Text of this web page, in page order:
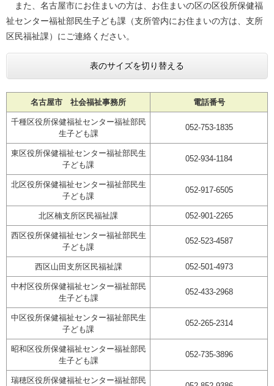
また、名古屋市にお住まいの方は、お住まいの区の区役所保健福
祉センター福祉部民生子ども課（支所管内にお住まいの方は、支所
区民福祉課）にご連絡ください。
表のサイズを切り替える
名古屋市 社会福祉事務所 電話番号
千種区役所保健福祉センター福祉部民
生子ども課
052-753-1835
東区役所保健福祉センター福祉部民生
子ども課
052-934-1184
北区役所保健福祉センター福祉部民生
子ども課
052-917-6505
北区楠支所区民福祉課 052-901-2265
西区役所保健福祉センター福祉部民生
子ども課
052-523-4587
西区山田支所区民福祉課 052-501-4973
中村区役所保健福祉センター福祉部民
生子ども課
052-433-2968
中区役所保健福祉センター福祉部民生
子ども課
052-265-2314
昭和区役所保健福祉センター福祉部民
生子ども課
052-735-3896
瑞穂区役所保健福祉センター福祉部民